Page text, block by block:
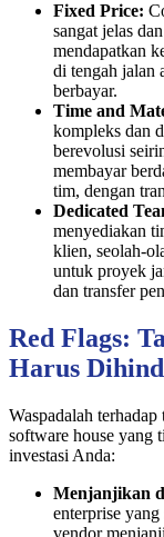
Fixed Price:
sangat jelas
mendapatkan
di tengah jalan
berbayar.
Time and
kompleks dan
berevolusi
membayar
tim, dengan
Dedicated
menyediakan
klien, seolah-
untuk proyek
dan transfer
Red Flags:
Harus
Waspadalah
software house yang
investasi Anda:
Menjanjikan
enterprise